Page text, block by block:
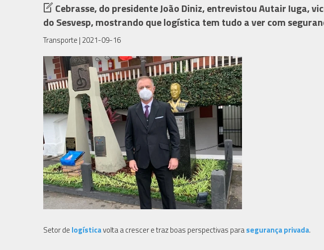
Cebrasse, do presidente João Diniz, entrevistou Autair Iuga,
do Sesvesp, mostrando que logística tem tudo a ver com
Transporte | 2021-09-16
Setor de logísticavolta a crescer e traz boas perspectivas parasegurança privada.